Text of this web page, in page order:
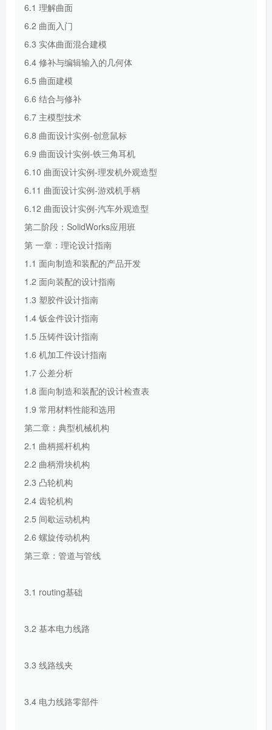
6.1 理解曲面
6.2 曲面入门
6.3 实体曲面混合建模
6.4 修补与编辑输入的几何体
6.5 曲面建模
6.6 结合与修补
6.7 主模型技术
6.8 曲面设计实例-创意鼠标
6.9 曲面设计实例-铁三角耳机
6.10 曲面设计实例-理发机外观造型
6.11 曲面设计实例-游戏机手柄
6.12 曲面设计实例-汽车外观造型
第二阶段：SolidWorks应用班
第 一章：理论设计指南
1.1 面向制造和装配的产品开发
1.2 面向装配的设计指南
1.3 塑胶件设计指南
1.4 钣金件设计指南
1.5 压铸件设计指南
1.6 机加工件设计指南
1.7 公差分析
1.8 面向制造和装配的设计检查表
1.9 常用材料性能和选用
第二章：典型机械机构
2.1 曲柄摇杆机构
2.2 曲柄滑块机构
2.3 凸轮机构
2.4 齿轮机构
2.5 间歇运动机构
2.6 螺旋传动机构
第三章：管道与管线
3.1 routing基础
3.2 基本电力线路
3.3 线路线夹
3.4 电力线路零部件